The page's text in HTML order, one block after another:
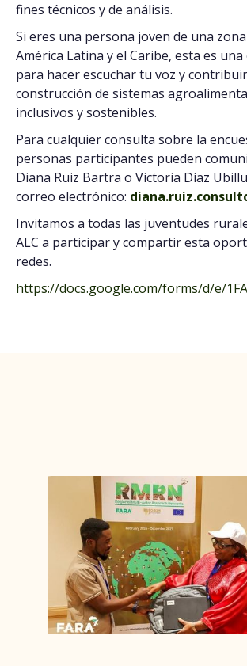
fines técnicos y de análisis.
Si eres una persona joven de una
América Latina y el Caribe, esta es
para hacer escuchar tu voz y
construcción de sistemas
inclusivos y sostenibles.
Para cualquier consulta sobre la
personas participantes pueden
Diana Ruiz Bartra o Victoria Díaz
correo electrónico:
Invitamos a todas las juventudes
ALC a participar y compartir esta
redes.
https://docs.google.com/forms/d/e/